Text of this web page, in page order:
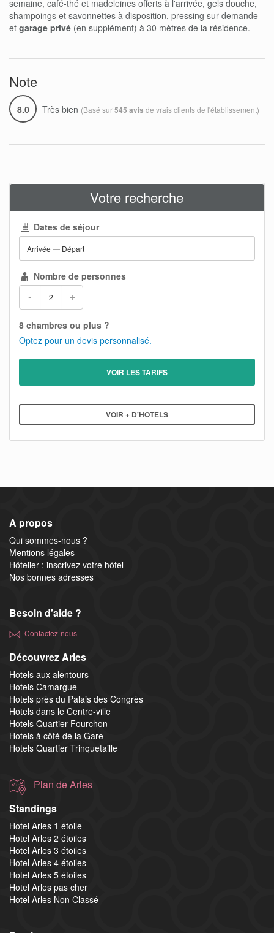
semaine, café-thé et madeleines offerts à l'arrivée, gels douche,
shampoings et savonnettes à disposition, pressing sur demande
et garage privé (en supplément) à 30 mètres de la résidence.
Note
8.0 Très bien (Basé sur545 avis de vrais clients de l'établissement)
Votre recherche
Dates de séjour
Arrivée — Départ
Nombre de personnes
- +
8 chambres ou plus ?
Optez pour un devis personnalisé.
VOIR LES TARIFS
VOIR + D'HÔTELS
A propos
Qui sommes-nous ?
Mentions légales
Hôtelier : inscrivez votre hôtel
Nos bonnes adresses
Besoin d'aide ?
Contactez-nous
Découvrez Arles
Hotels aux alentours
Hotels Camargue
Hotels près du Palais des Congrès
Hotels dans le Centre-ville
Hotels Quartier Fourchon
Hotels à côté de la Gare
Hotels Quartier Trinquetaille
Plan de Arles
Standings
Hotel Arles 1 étoile
Hotel Arles 2 étoiles
Hotel Arles 3 étoiles
Hotel Arles 4 étoiles
Hotel Arles 5 étoiles
Hotel Arles pas cher
Hotel Arles Non Classé